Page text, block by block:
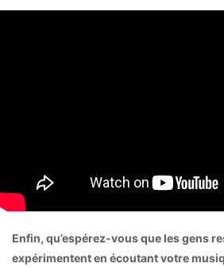
Enfin, qu’espérez-vous que les gens
expérimentent en écoutant votre